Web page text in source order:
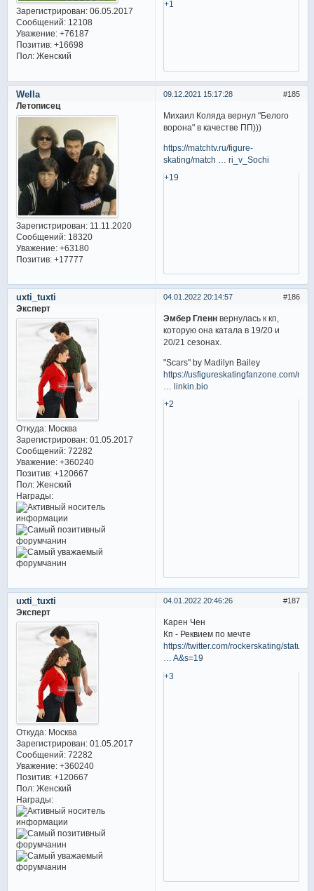
Зарегистрирован: 06.05.2017
Сообщений:12108
Уважение: +76187
Позитив: +16698
Пол:Женский
+1
185
09.12.2021 15:17:28
Wella
Летописец
Зарегистрирован: 11.11.2020
Сообщений:18320
Уважение: +63180
Позитив: +17777
Михаил Коляда вернул "Белого
ворона" в качестве ПП)))
https://matchtv.ru/figure-
skating/match … ri_v_Sochi
+19
186
04.01.2022 20:14:57
uxti_tuxti
Эксперт
Откуда:Москва
Зарегистрирован: 01.05.2017
Сообщений:72282
Уважение: +360240
Позитив: +120667
Пол:Женский
Награды:
Эмбер Гленн вернулась к кп,
которую она катала в 19/20 и
20/21 сезонах.
"Scars" by Madilyn Bailey
https://usfigureskatingfanzone.com/
… linkin.bio
+2
187
04.01.2022 20:46:26
uxti_tuxti
Эксперт
Откуда:Москва
Зарегистрирован: 01.05.2017
Сообщений:72282
Уважение: +360240
Позитив: +120667
Пол:Женский
Награды:
Карен Чен
Кп - Реквием по мечте
https://twitter.com/rockerskating/statu
… A&s=19
+3